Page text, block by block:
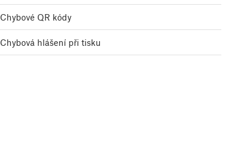
Chybové QR kódy
Chybová hlášení při tisku